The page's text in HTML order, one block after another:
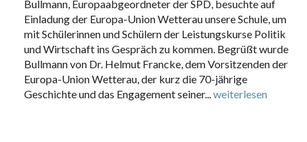
Bullmann, Europaabgeordneter der SPD, besuchte auf
Einladung der Europa-Union Wetterau unsere Schule, um
mit Schülerinnen und Schülern der Leistungskurse Politik
und Wirtschaft ins Gespräch zu kommen. Begrüßt wurde
Bullmann von Dr. Helmut Francke, dem Vorsitzenden der
Europa-Union Wetterau, der kurz die 70-jährige
Geschichte und das Engagement seiner...weiterlesen